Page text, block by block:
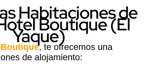
Habitaciones de
Boutique (El
Yaque), te ofrecemos una
de alojamiento: